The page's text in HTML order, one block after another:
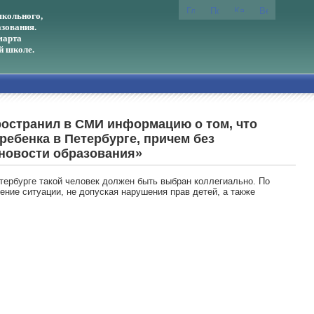
школе.
в СМИ информацию о том, что
в Петербурге, причем без
образования»
такой человек должен быть выбран коллегиально. По
ситуации, не допуская нарушения прав детей, а также